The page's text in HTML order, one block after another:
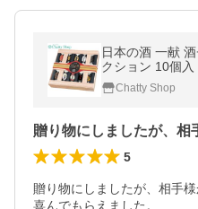
日本の酒 一献
クション 10個入
Chatty Shop
5
贈り物にしましたが、相手
喜んでもらえました。